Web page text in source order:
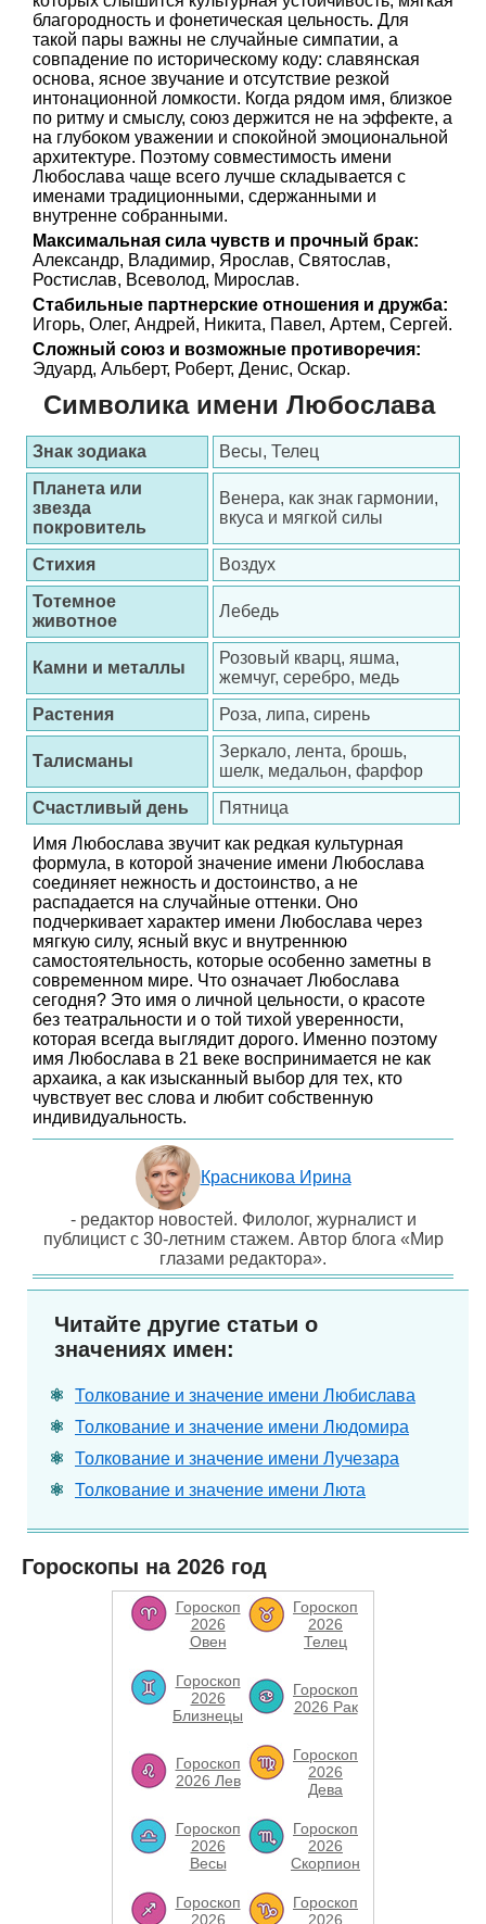
благородность и фонетическая цельность. Для
такой пары важны не случайные симпатии, а
совпадение по историческому коду: славянская
основа, ясное звучание и отсутствие резкой
интонационной ломкости. Когда рядом имя, близкое
по ритму и смыслу, союз держится не на эффекте, а
на глубоком уважении и спокойной эмоциональной
архитектуре. Поэтому совместимость имени
Любослава чаще всего лучше складывается с
именами традиционными, сдержанными и
внутренне собранными.
Максимальная сила чувств и прочный брак:
Александр, Владимир, Ярослав, Святослав,
Ростислав, Всеволод, Мирослав.
Стабильные партнерские отношения и дружба:
Игорь, Олег, Андрей, Никита, Павел, Артем, Сергей.
Сложный союз и возможные противоречия:
Эдуард, Альберт, Роберт, Денис, Оскар.
Символика имени Любослава
Знак зодиака
Весы, Телец
Планета или
звезда
покровитель
Венера, как знак гармонии,
вкуса и мягкой силы
Стихия
Воздух
Тотемное
животное
Лебедь
Камни и металлы
Розовый кварц, яшма,
жемчуг, серебро, медь
Растения
Роза, липа, сирень
Талисманы
Зеркало, лента, брошь,
шелк, медальон, фарфор
Счастливый день
Пятница
Имя Любослава звучит как редкая культурная
формула, в которой значение имени Любослава
соединяет нежность и достоинство, а не
распадается на случайные оттенки. Оно
подчеркивает характер имени Любослава через
мягкую силу, ясный вкус и внутреннюю
самостоятельность, которые особенно заметны в
современном мире. Что означает Любослава
сегодня? Это имя о личной цельности, о красоте
без театральности и о той тихой уверенности,
которая всегда выглядит дорого. Именно поэтому
имя Любослава в 21 веке воспринимается не как
архаика, а как изысканный выбор для тех, кто
чувствует вес слова и любит собственную
индивидуальность.
Красникова Ирина
- редактор новостей. Филолог, журналист и
публицист с 30-летним стажем. Автор блога «Мир
глазами редактора».
Читайте другие статьи о
значениях имен:
Толкование и значение имени Любислава
Толкование и значение имени Людомира
Толкование и значение имени Лучезара
Толкование и значение имени Люта
Гороскопы на 2026 год
Гороскоп
2026
Овен
Гороскоп
2026
Телец
Гороскоп
2026
Близнецы
Гороскоп
2026 Рак
Гороскоп
2026 Лев
Гороскоп
2026
Дева
Гороскоп
2026
Весы
Гороскоп
2026
Скорпион
Гороскоп
2026
Гороскоп
2026